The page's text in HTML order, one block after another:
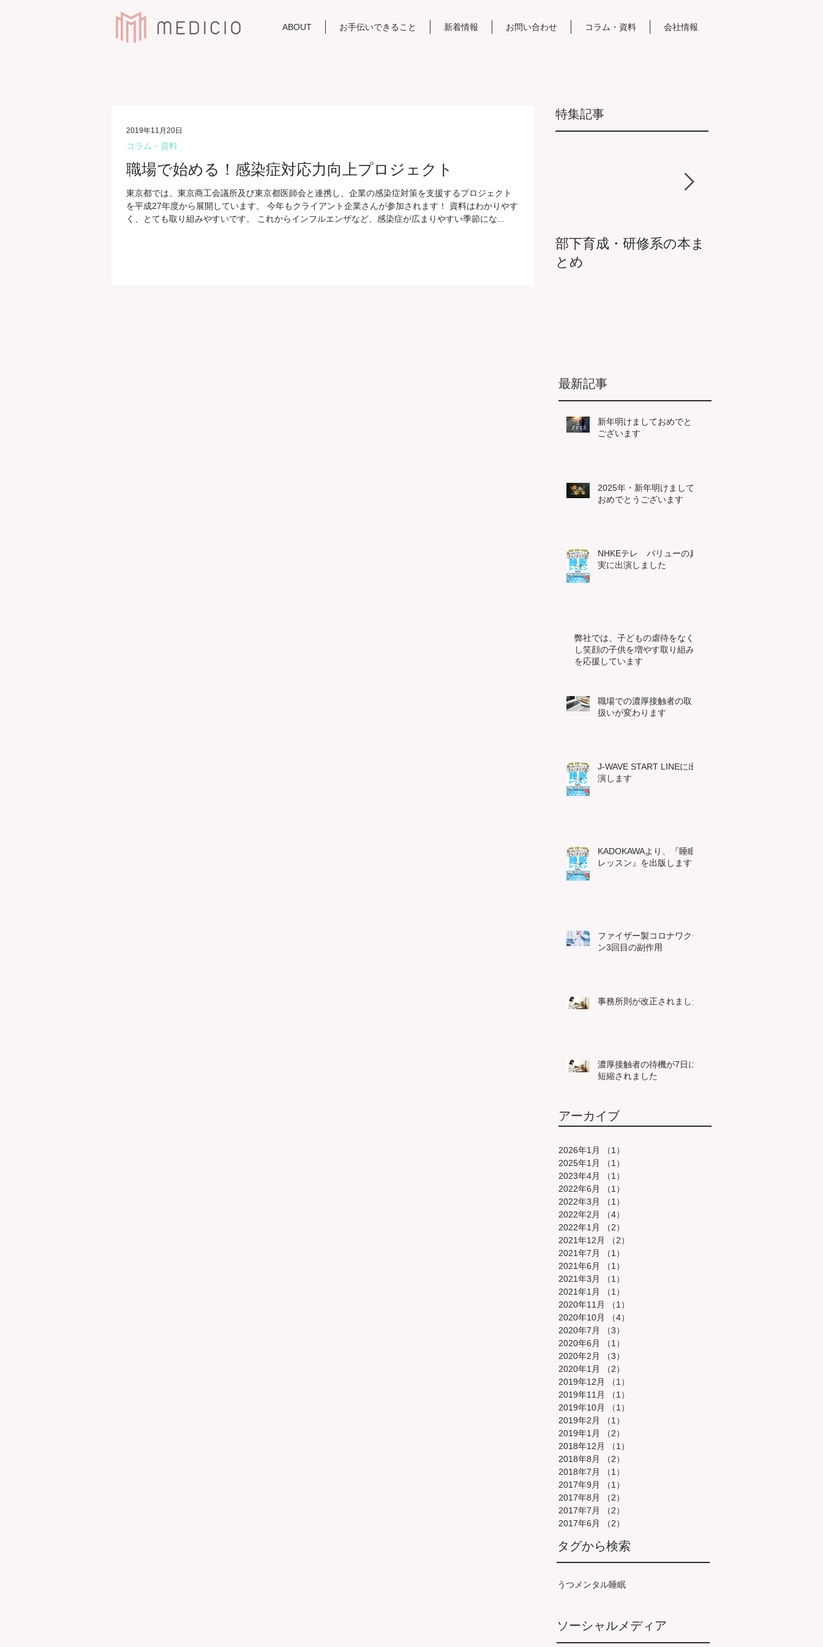
ABOUT お手伝いできること 新着情報 お問い合わせ コラム・資料 会社情報
職場で始める！感染症対応力向上プロジェクト
東京都では、東京商工会議所及び東京都医師会と連携し、企業の感染症対策を支援するプロジェクト
を平成27年度から展開しています。 今年もクライアント企業さんが参加されます！ 資料はわかりやす
く、とても取り組みやすいです。 これからインフルエンザなど、感染症が広まりやすい季節にな...
コラム・資料
2019年11月20日
特集記事
部下育成・研修系の本ま
とめ
最新記事
新年明けましておめでとう
ございます
2025年・新年明けまして
おめでとうございます
NHKEテレ バリューの真
実に出演しました
弊社では、子どもの虐待をなく
し笑顔の子供を増やす取り組み
を応援しています
職場での濃厚接触者の取り
扱いが変わります
J-WAVE START LINEに出
演します
KADOKAWAより、『睡眠
レッスン』を出版します
ファイザー製コロナワクチ
ン3回目の副作用
事務所則が改正されました
濃厚接触者の待機が7日に
短縮されました
アーカイブ
2026年1月 （1）
2025年1月
（1）
2023年4月
（1）
2022年6月
（1）
2022年3月
（1）
2022年2月
（4）
2022年1月
（2）
2021年12月
（2）
2021年7月
（1）
2021年6月
（1）
2021年3月
（1）
2021年1月
（1）
2020年11月
（1）
2020年10月
（4）
2020年7月
（3）
2020年6月
（1）
2020年2月
（3）
2020年1月
（2）
2019年12月
（1）
2019年11月
（1）
2019年10月
（1）
2019年2月
（1）
2019年1月
（2）
2018年12月
（1）
2018年8月
（2）
2018年7月
（1）
2017年9月
（1）
2017年8月
（2）
2017年7月
（2）
2017年6月
（2）
タグから検索
うつ メンタル睡眠
ソーシャルメディア